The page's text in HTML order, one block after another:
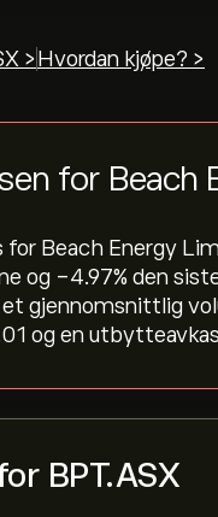
> Hvordan kjøpe? >
for Beach
for Beach Energy
og ‎-4.97‎% den
gjennomsnittlig
og en
BPT.ASX